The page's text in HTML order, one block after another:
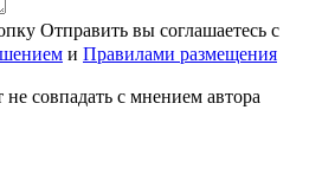
Отправить вы соглашаетесь с
и Правилами размещения
совпадать с мнением автора